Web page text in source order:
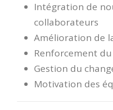
Intégration de
collaborateurs
Amélioration de
Renforcement
Gestion du
Motivation des